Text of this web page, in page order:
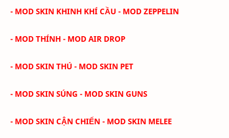
- MOD SKIN KHINH KHÍ CẦU - MOD ZEPPELIN
- MOD THÍNH - MOD AIR DROP
- MOD SKIN THÚ - MOD SKIN PET
- MOD SKIN SÚNG - MOD SKIN GUNS
- MOD SKIN CẬN CHIẾN - MOD SKIN MELEE